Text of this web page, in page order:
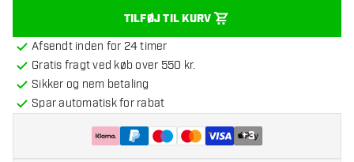
TILFØJ TIL KURV
Afsendt inden for 24 timer
Gratis fragt ved køb over 550 kr.
Sikker og nem betaling
Spar automatisk for rabat
+3